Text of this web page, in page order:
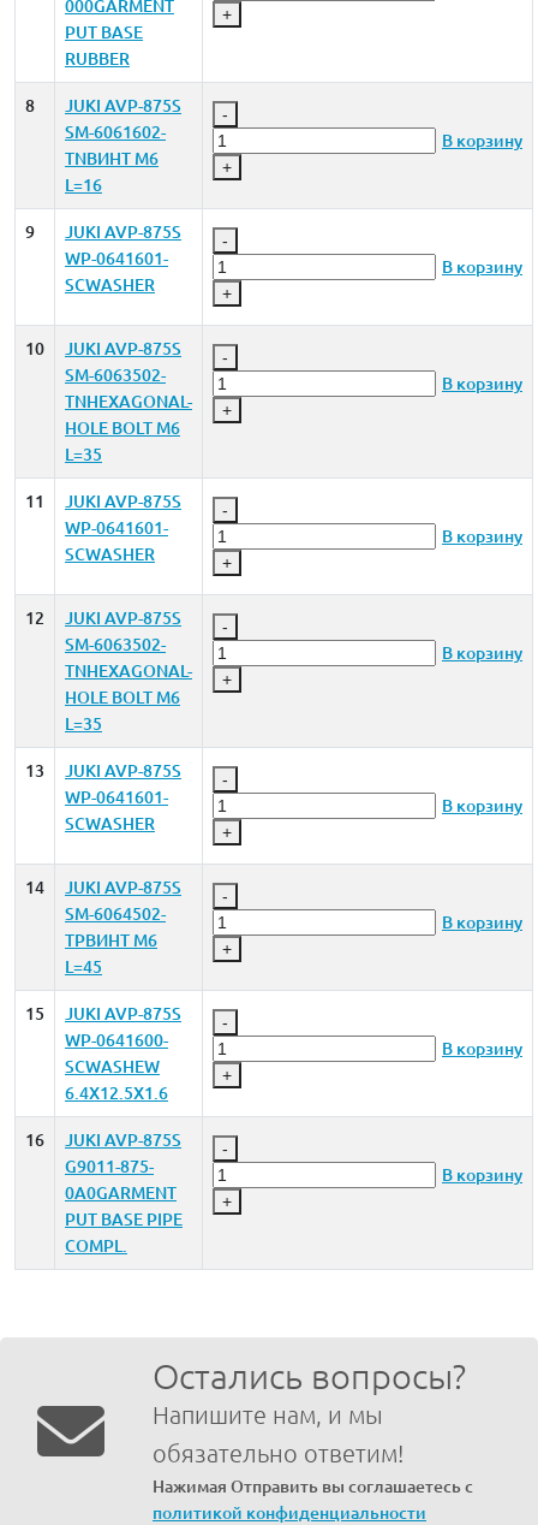
000GARMENT
PUT BASE
RUBBER
+
8
JUKI AVP-875S
SM-6061602-
TNВИНТ M6
L=16
-
+
В корзину
9
JUKI AVP-875S
WP-0641601-
SCWASHER
-
+
В корзину
10
JUKI AVP-875S
SM-6063502-
TNHEXAGONAL-
HOLE BOLT M6
L=35
-
+
В корзину
11
JUKI AVP-875S
WP-0641601-
SCWASHER
-
+
В корзину
12
JUKI AVP-875S
SM-6063502-
TNHEXAGONAL-
HOLE BOLT M6
L=35
-
+
В корзину
13
JUKI AVP-875S
WP-0641601-
SCWASHER
-
+
В корзину
14
JUKI AVP-875S
SM-6064502-
TPВИНТ M6
L=45
-
+
В корзину
15
JUKI AVP-875S
WP-0641600-
SCWASHEW
6.4X12.5X1.6
-
+
В корзину
16
JUKI AVP-875S
G9011-875-
0A0GARMENT
PUT BASE PIPE
COMPL.
-
+
В корзину
Остались вопросы?
Напишите нам, и мы
обязательно ответим!
Нажимая Отправить вы соглашаетесь с
политикой конфиденциальности